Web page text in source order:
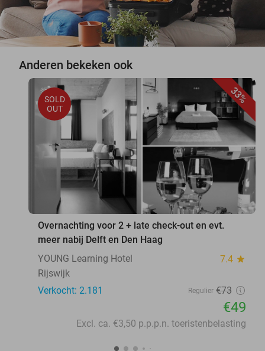
Anderen bekeken ook
33%
SOLD
OUT
Overnachting voor 2 + late check-out en evt.
meer nabij Delft en Den Haag
YOUNG Learning Hotel
7.4 star
Rijswijk
Verkocht: 2.181
Regulier €73
€49
Excl. ca. €3,50 p.p.p.n. toeristenbelasting